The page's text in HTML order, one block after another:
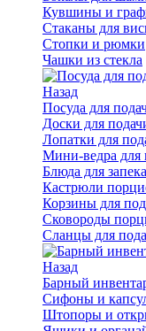
Кувшины и
Стаканы для
Стопки и рюмки
Чашки из стекла
Назад
Посуда для
Доски для
Лопатки для
Мини-ведра для
Блюда для
Кастрюли
Корзины для
Сковороды
Сланцы для
Назад
Барный
Сифоны и
Штопоры и